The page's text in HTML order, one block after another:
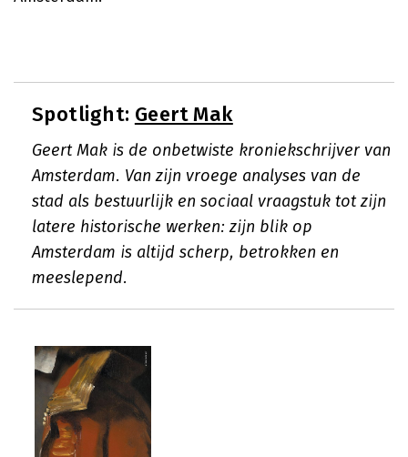
Spotlight: Geert Mak
Geert Mak is de onbetwiste kroniekschrijver van
Amsterdam. Van zijn vroege analyses van de
stad als bestuurlijk en sociaal vraagstuk tot zijn
latere historische werken: zijn blik op
Amsterdam is altijd scherp, betrokken en
meeslepend.